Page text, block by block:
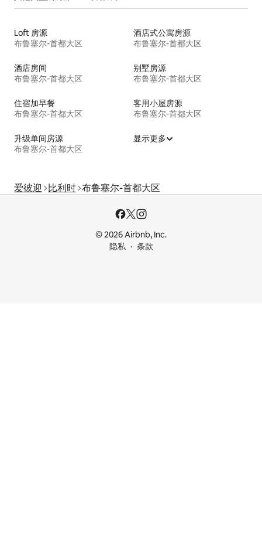
Loft 房源
布鲁塞尔-首都大区
酒店式公寓房源
布鲁塞尔-首都大区
酒店房间
布鲁塞尔-首都大区
别墅房源
布鲁塞尔-首都大区
住宿加早餐
布鲁塞尔-首都大区
客用小屋房源
布鲁塞尔-首都大区
升级单间房源
布鲁塞尔-首都大区
显示更多
爱彼迎 比利时 布鲁塞尔-首都大区
© 2026 Airbnb, Inc.
隐私
条款